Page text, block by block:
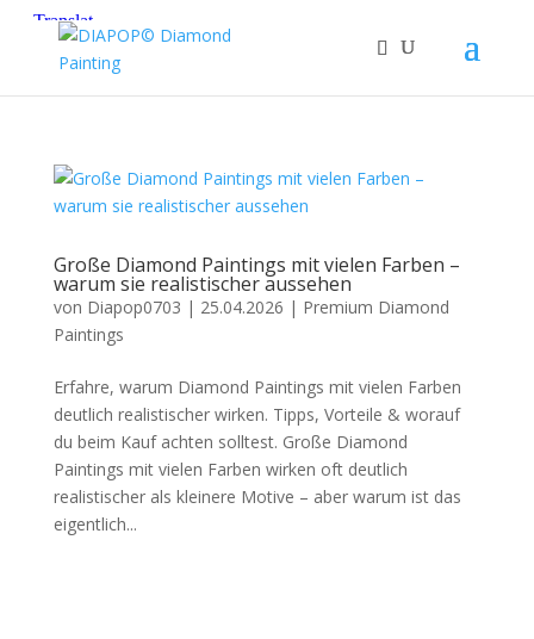
Große Diamond Paintings mit vielen Farben –
warum sie realistischer aussehen
von Diapop0703 | 25.04.2026 | Premium Diamond
Paintings
Erfahre, warum Diamond Paintings mit vielen Farben
deutlich realistischer wirken. Tipps, Vorteile & worauf
du beim Kauf achten solltest. Große Diamond
Paintings mit vielen Farben wirken oft deutlich
realistischer als kleinere Motive – aber warum ist das
eigentlich...